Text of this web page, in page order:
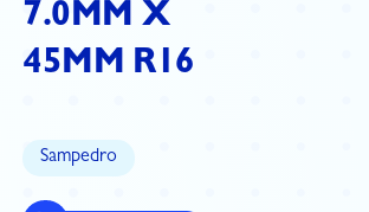
7.0MM X
45MM R16
Sampedro